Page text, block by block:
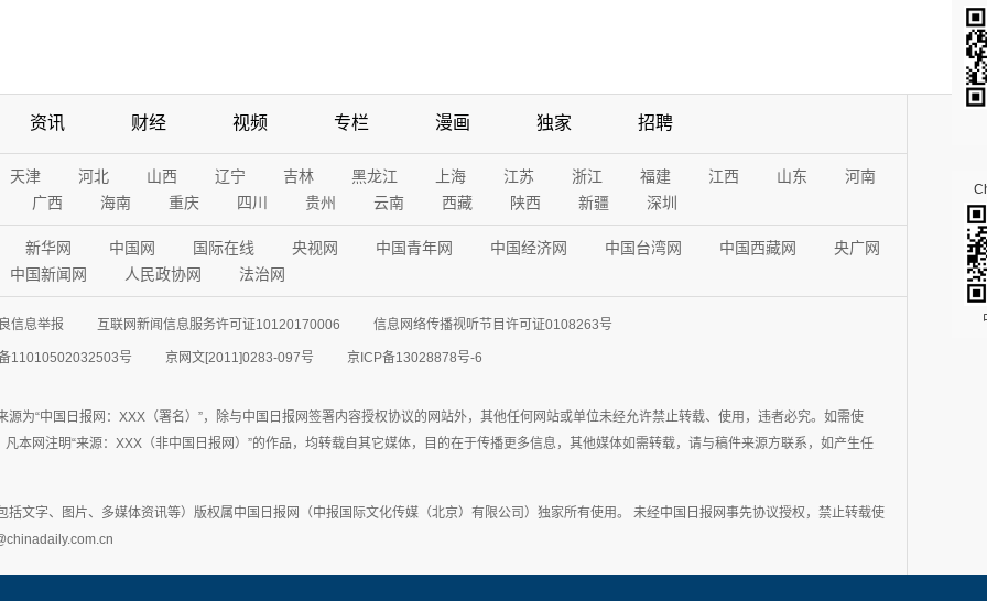
资讯 财经 视频 专栏 漫画 独家 招聘
天津 河北 山西 辽宁 吉林 黑龙江 上海 江苏 浙江 福建 江西 山东
河南
广西
海南 重庆 四川 贵州 云南 西藏 陕西 新疆 深圳
新华网 中国网 国际在线 央视网 中国青年网 中国经济网 中国台湾网 中国西藏网
央广网
中国新闻网
人民政协网 法治网
信息举报 互联网新闻信息服务许可证10120170006 信息网络传播视听节目许可证0108263号
11010502032503号 京网文[2011]0283-097号 京ICP备13028878号-6
源为“中国日报网：XXX（署名）”，除与中国日报网签署内容授权协议的网站外，其他任何网站或单位未经允许禁止转载、使用，违者必究。如需使
本网注明“来源：XXX（非中国日报网）”的作品，均转载自其它媒体，目的在于传播更多信息，其他媒体如需转载，请与稿件来源方联系，如产生任
括文字、图片、多媒体资讯等）版权属中国日报网（中报国际文化传媒（北京）有限公司）独家所有使用。 未经中国日报网事先协议授权，禁止转载使